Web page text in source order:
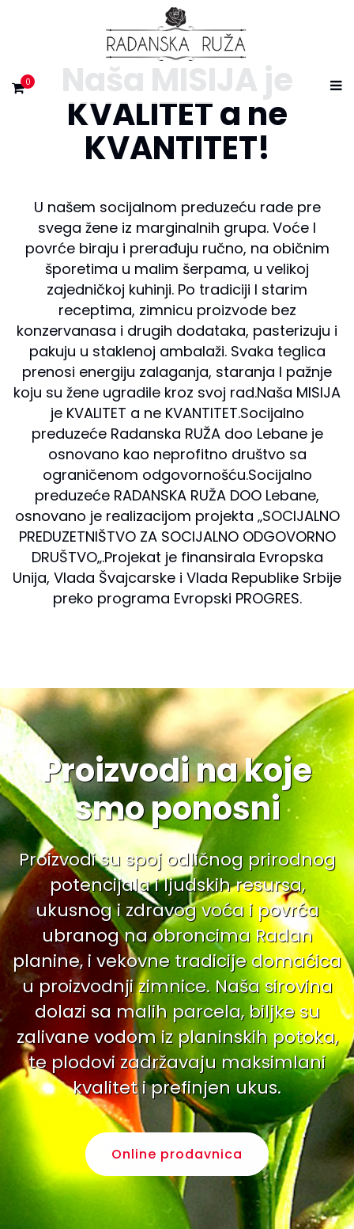
0 Naša MISIJA je
KVALITET a ne
KVANTITET!
U našem socijalnom preduzeću rade pre
svega žene iz marginalnih grupa. Voće I
povrće biraju i prerađuju ručno, na običnim
šporetima u malim šerpama, u velikoj
zajedničkoj kuhinji. Po tradiciji I starim
receptima, zimnicu proizvode bez
konzervanasa i drugih dodataka, pasterizuju i
pakuju u staklenoj ambalaži. Svaka teglica
prenosi energiju zalaganja, staranja I pažnje
koju su žene ugradile kroz svoj rad.Naša MISIJA
je KVALITET a ne KVANTITET.Socijalno
preduzeće Radanska RUŽA doo Lebane je
osnovano kao neprofitno društvo sa
ograničenom odgovornošću.Socijalno
preduzeće RADANSKA RUŽA DOO Lebane,
osnovano je realizacijom projekta ‚‚SOCIJALNO
PREDUZETNIŠTVO ZA SOCIJALNO ODGOVORNO
DRUŠTVO„.Projekat je finansirala Evropska
Unija, Vlada Švajcarske i Vlada Republike Srbije
preko programa Evropski PROGRES.
Proizvodi na koje
smo ponosni
Proizvodi su spoj odličnog prirodnog
potencijala i ljudskih resursa,
ukusnog i zdravog voća i povrća
ubranog na obroncima Radan
planine, i vekovne tradicije domaćica
u proizvodnji zimnice. Naša sirovina
dolazi sa malih parcela, biljke su
zalivane vodom iz planinskih potoka,
te plodovi zadržavaju maksimlani
kvalitet i prefinjen ukus.
Online prodavnica